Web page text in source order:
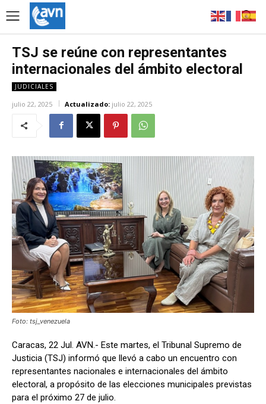
TSJ se reúne con representantes
internacionales del ámbito electoral
JUDICIALES
julio 22, 2025 Actualizado: julio 22, 2025
Foto: tsj_venezuela
Caracas, 22 Jul. AVN.- Este martes, el Tribunal Supremo de
Justicia (TSJ) informó que llevó a cabo un encuentro con
representantes nacionales e internacionales del ámbito
electoral, a propósito de las elecciones municipales previstas
para el próximo 27 de julio.